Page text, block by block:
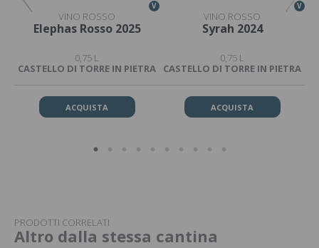
V
VINO ROSSO
Elephas Rosso 2025
0,75 L
CASTELLO DI TORRE IN PIETRA
ACQUISTA
V
VINO ROSSO
Syrah 2024
0,75 L
CASTELLO DI TORRE IN PIETRA
ACQUISTA
PRODOTTI CORRELATI
Altro dalla stessa cantina